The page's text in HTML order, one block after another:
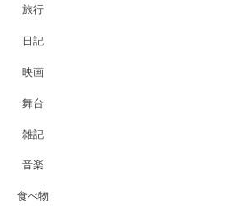
旅行
日記
映画
舞台
雑記
音楽
食べ物